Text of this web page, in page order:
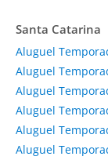
Santa Catarina
Aluguel
Aluguel
Aluguel
Aluguel
Aluguel
Aluguel